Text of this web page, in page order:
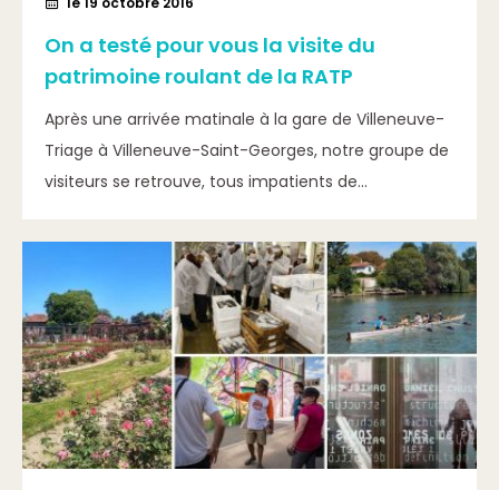
On a testé pour vous la visite du
patrimoine roulant de la RATP
Après une arrivée matinale à la gare de Villeneuve-
Triage à Villeneuve-Saint-Georges, notre groupe de
visiteurs se retrouve, tous impatients de...